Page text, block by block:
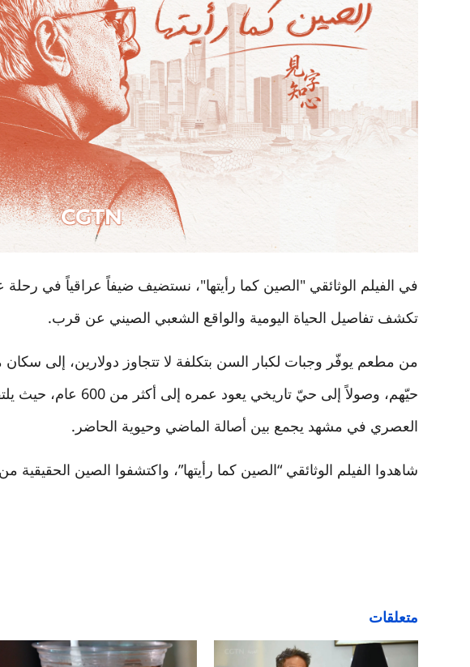
في الفيلم الوثائقي "الصين كما رأيتها"، نستضيف ضيفاً عراقياً في
تكشف تفاصيل الحياة اليومية والواقع الشعبي الصيني عن قرب.
من مطعم يوفّر وجبات لكبار السن بتكلفة لا تتجاوز دولارين، إلى
حيّهم، وصولاً إلى حيّ
العصري في مشهد يجمع بين أصالة الماضي وحيوية الحاضر.
شاهدوا الفيلم الوثائقي “الصين كما رأيتها”، واكتشفوا الصين الحقيقية
متعلقات